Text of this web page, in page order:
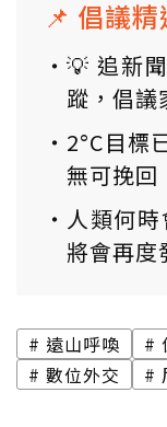
📌 倡議
💡 追新
蹤，倡議
2°C目標
無可挽回
人類何
將會再度
遠山呼喚
數位外交